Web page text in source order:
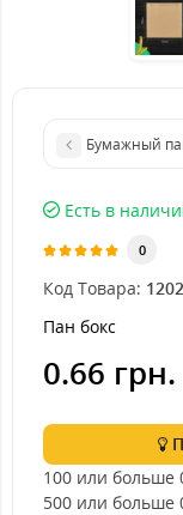
Бумажный
Есть в
0
Код Товара:
Пан бокс
0.66 грн.
100 или больше
500 или больше